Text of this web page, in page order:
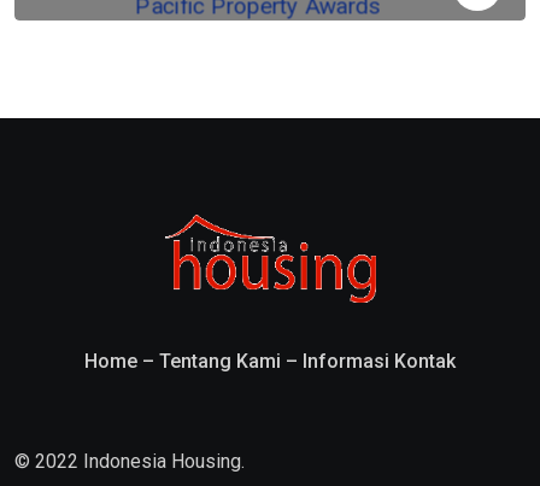
Home – Tentang Kami – Informasi Kontak
© 2022 Indonesia Housing.